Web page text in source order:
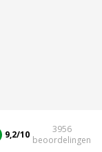
9,2/10
3956
beoordelingen